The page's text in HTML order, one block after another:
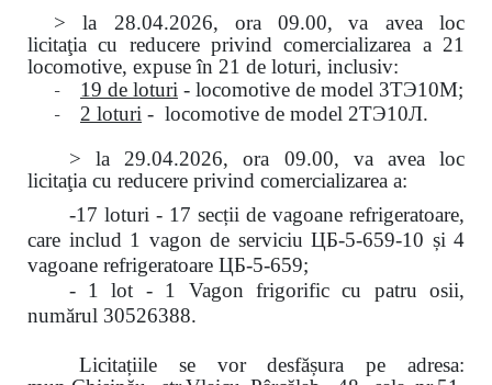
> la 28.04.2026, ora 09.00,
va avea loc
licitaţiacu reducere privind comercializarea a 21
locomotive, expuse în 21 de loturi, inclusiv:
- 19 de loturi - locomotive de model 3ТЭ10М;
- 2 loturi - locomotive de model 2ТЭ10Л.
> la 29.04.2026, ora 09.00, va avea loc
licitaţia cu reducere privind comercializarea a:
-17 loturi - 17 secții de vagoane refrigeratoare,
care includ 1 vagon de serviciu ЦБ-5-659-10 și 4
vagoane refrigeratoare ЦБ-5-659;
- 1 lot - 1 Vagon frigorific cu patru osii,
numărul 30526388.
Licitațiile se vor desfășura pe adresa: